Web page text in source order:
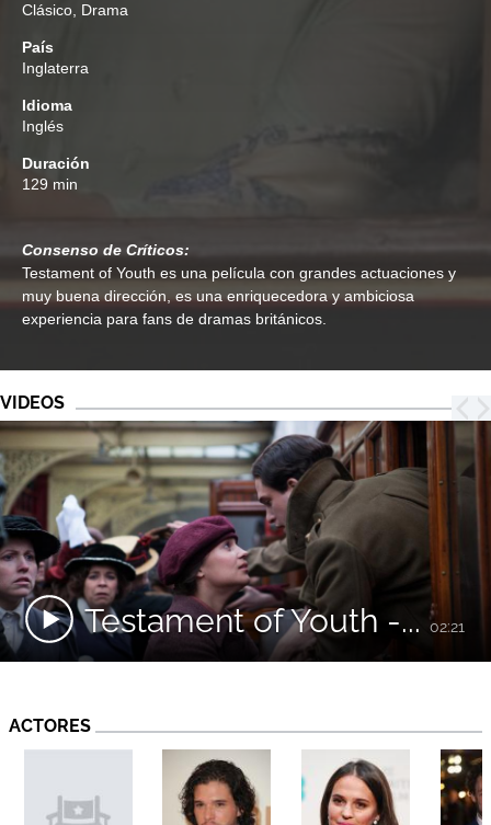
Clásico Drama
País
Inglaterra
Idioma
Inglés
Duración
129 min
Consenso de Críticos:
Testament of Youth es una película con grandes actuaciones y
muy buena dirección, es una enriquecedora y ambiciosa
experiencia para fans de dramas británicos.
VIDEOS
Testament of Youth -... 02:21
ACTORES